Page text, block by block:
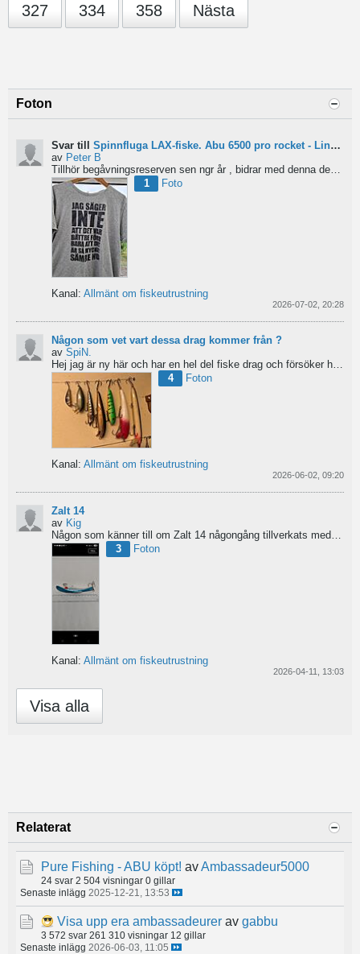
327 334 358 Nästa
Foton
Svar till Spinnfluga LAX-fiske. Abu 6500 pro rocket - Lina för kort?
av Peter B
1
Foto
Kanal: Allmänt om fiskeutrustning
2026-07-02, 20:28
Någon som vet vart dessa drag kommer från ?
av SpiN.
Hej jag är ny här och har en hel del fiske drag och försöker hitta information från vart dom kommer...
4
Foton
Kanal: Allmänt om fiskeutrustning
2026-06-02, 09:20
Zalt 14
av Kig
3
Foton
Kanal: Allmänt om fiskeutrustning
2026-04-11, 13:03
Visa alla
Relaterat
Pure Fishing - ABU köpt! avAmbassadeur5000
24 svar 2 504 visningar 0 gillar
Senaste inlägg 2025-12-21, 13:53
Visa upp era ambassadeurer av gabbu
3 572 svar 261 310 visningar 12 gillar
Senaste inlägg 2026-06-03, 11:05